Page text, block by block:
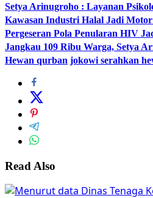
Setya Arinugroho : Layanan
Kawasan Industri Halal Jadi
Pergeseran Pola Penularan HIV
Jangkau 109 Ribu Warga, Setya
Hewan qurban jokowi serahkan
Read Also